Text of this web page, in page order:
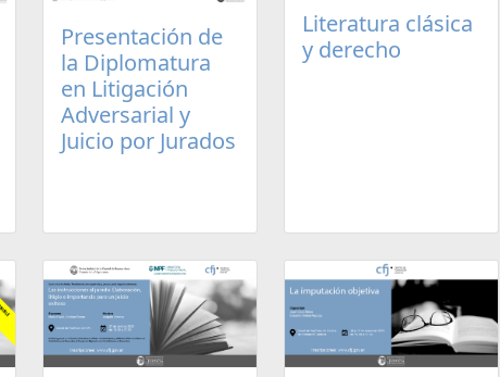
Presentación de
la Diplomatura
en Litigación
Adversarial y
Juicio por Jurados
Literatura clásica
y derecho